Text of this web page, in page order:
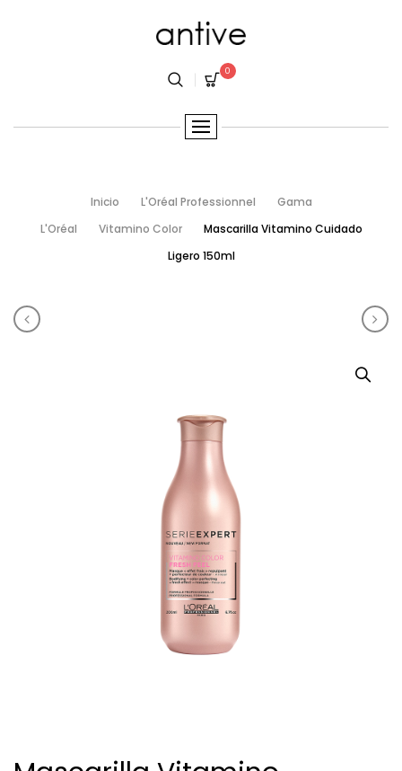
0
Inicio L'Oréal Professionnel
Gama
L'Oréal
Vitamino Color
Mascarilla Vitamino Cuidado
Ligero 150ml
Navegación del producto
Shot Absolut Repair 10g DD